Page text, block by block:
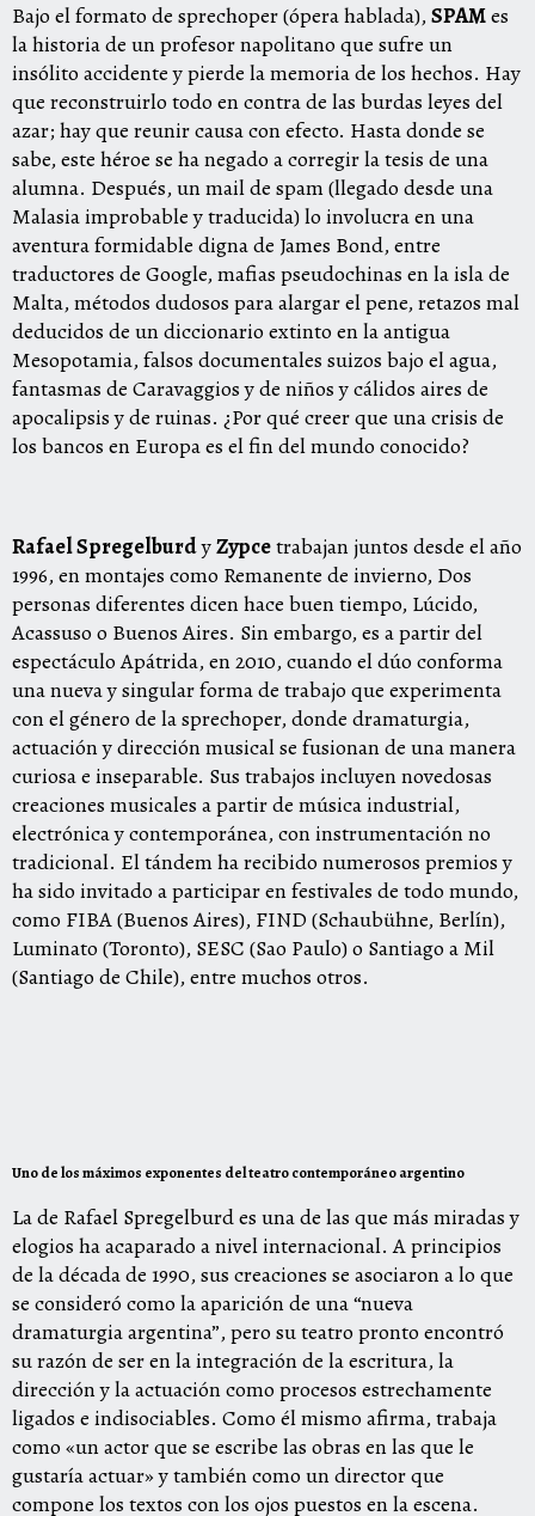
Bajo el formato de sprechoper (ópera hablada),SPAMes
la historia de un profesor napolitano que sufre un
insólito accidente y pierde la memoria de los hechos. Hay
que reconstruirlo todo en contra de las burdas leyes del
azar; hay que reunir causa con efecto. Hasta donde se
sabe, este héroe se ha negado a corregir la tesis de una
alumna. Después, un mail de spam (llegado desde una
Malasia improbable y traducida) lo involucra en una
aventura formidable digna de James Bond, entre
traductores de Google, mafias pseudochinas en la isla de
Malta, métodos dudosos para alargar el pene, retazos mal
deducidos de un diccionario extinto en la antigua
Mesopotamia, falsos documentales suizos bajo el agua,
fantasmas de Caravaggios y de niños y cálidos aires de
apocalipsis y de ruinas. ¿Por qué creer que una crisis de
los bancos en Europa es el fin del mundo conocido?
Rafael SpregelburdyZypcetrabajan juntos desde el año
1996, en montajes como Remanente de invierno, Dos
personas diferentes dicen hace buen tiempo, Lúcido,
Acassuso o Buenos Aires. Sin embargo, es a partir del
espectáculo Apátrida, en 2010, cuando el dúo conforma
una nueva y singular forma de trabajo que experimenta
con el género de la sprechoper, donde dramaturgia,
actuación y dirección musical se fusionan de una manera
curiosa e inseparable. Sus trabajos incluyen novedosas
creaciones musicales a partir de música industrial,
electrónica y contemporánea, con instrumentación no
tradicional. El tándem ha recibido numerosos premios y
ha sido invitado a participar en festivales de todo mundo,
como FIBA (Buenos Aires), FIND (Schaubühne, Berlín),
Luminato (Toronto), SESC (Sao Paulo) o Santiago a Mil
(Santiago de Chile), entre muchos otros.
Uno de los máximos exponentes del teatro contemporáneo argentino
La de Rafael Spregelburd es una de las que más miradas y
elogios ha acaparado a nivel internacional. A principios
de la década de 1990, sus creaciones se asociaron a lo que
se consideró como la aparición de una “nueva
dramaturgia argentina”, pero su teatro pronto encontró
su razón de ser en la integración de la escritura, la
dirección y la actuación como procesos estrechamente
ligados e indisociables. Como él mismo afirma, trabaja
como «un actor que se escribe las obras en las que le
gustaría actuar» y también como un director que
compone los textos con los ojos puestos en la escena.